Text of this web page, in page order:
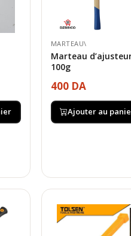
MARTEAU\
Marteau
100g
400 DA
Ajouter au